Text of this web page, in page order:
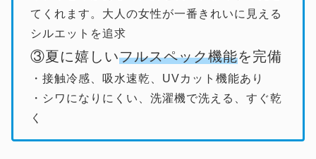
てくれます。大人の女性が一番きれいに見える
シルエットを追求
③夏に嬉しいフルスペック機能を完備
・接触冷感、吸水速乾、UVカット機能あり
・シワになりにくい、洗濯機で洗える、すぐ乾
く